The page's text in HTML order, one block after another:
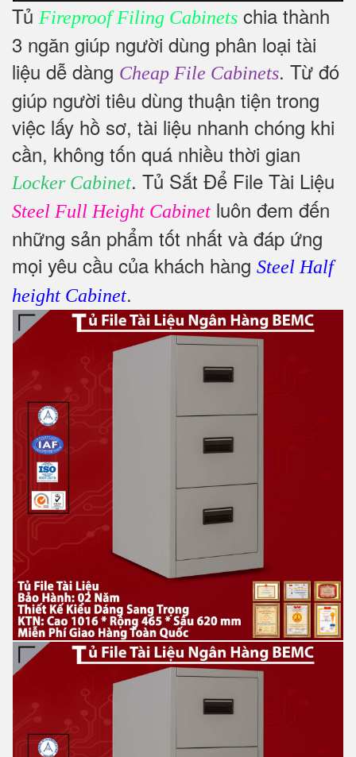
Tủ Fireproof Filing Cabinets chia thành
3 ngăn giúp người dùng phân loại tài
liệu dễ dàng Cheap File Cabinets. Từ đó
giúp người tiêu dùng thuận tiện trong
việc lấy hồ sơ, tài liệu nhanh chóng khi
cần, không tốn quá nhiều thời gian
Locker Cabinet. Tủ Sắt Để File Tài Liệu
Steel Full Height Cabinet luôn đem đến
những sản phẩm tốt nhất và đáp ứng
mọi yêu cầu của khách hàng Steel Half
height Cabinet.